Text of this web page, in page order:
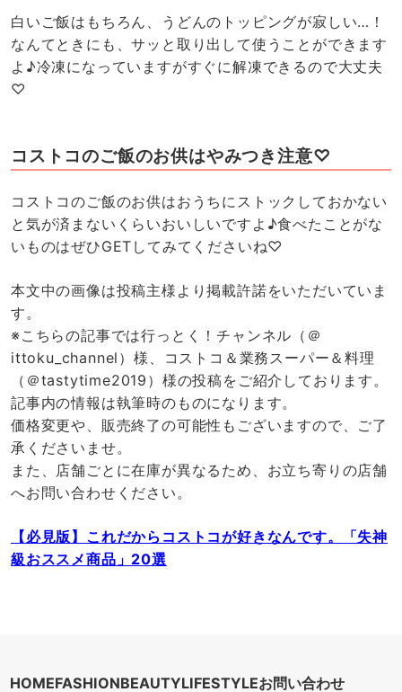
白いご飯はもちろん、うどんのトッピングが寂しい…！
なんてときにも、サッと取り出して使うことができます
よ♪冷凍になっていますがすぐに解凍できるので大丈夫
♡
コストコのご飯のお供はやみつき注意♡
コストコのご飯のお供はおうちにストックしておかない
と気が済まないくらいおいしいですよ♪食べたことがな
いものはぜひGETしてみてくださいね♡
本文中の画像は投稿主様より掲載許諾をいただいていま
す。
※こちらの記事では行っとく！チャンネル（＠
ittoku_channel）様、コストコ＆業務スーパー＆料理
（＠tastytime2019）様の投稿をご紹介しております。
記事内の情報は執筆時のものになります。
価格変更や、販売終了の可能性もございますので、ご了
承くださいませ。
また、店舗ごとに在庫が異なるため、お立ち寄りの店舗
へお問い合わせください。
【必見版】これだからコストコが好きなんです。「失神
級おススメ商品」20選
HOMEFASHIONBEAUTYLIFESTYLEお問い合わせ